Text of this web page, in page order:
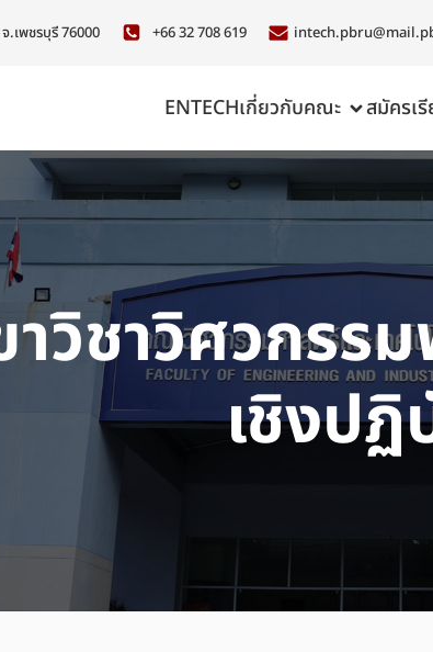
.เพชรบุรี 76000 +66 32 708 619
ENTECHเกี่ยวกับคณะ สมัครเ
าวิชาวิศวกรร
เชิงปฏิ